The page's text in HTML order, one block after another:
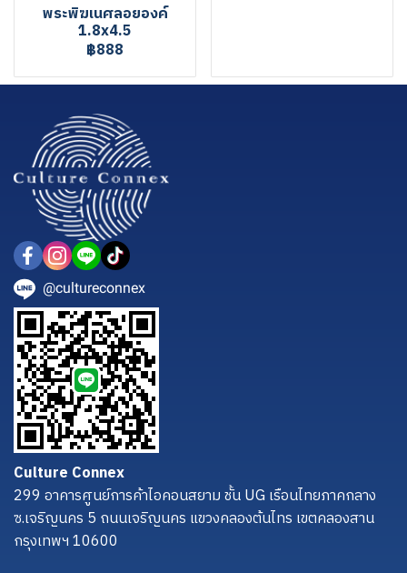
พระพิฆเนศลอยองค์
1.8x4.5
฿888
@cultureconnex
Culture Connex
299 อาคารศูนย์การค้าไอคอนสยาม ชั้น UG เรือนไทยภาคกลาง
ซ.เจริญนคร 5 ถนนเจริญนคร แขวงคลองต้นไทร เขตคลองสาน
กรุงเทพฯ 10600